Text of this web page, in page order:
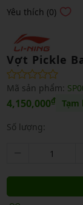
Yêu thích (0)
Vợt Pickle
Mã sản phẩm:
4,150,000₫ Tạm
Số lượng: